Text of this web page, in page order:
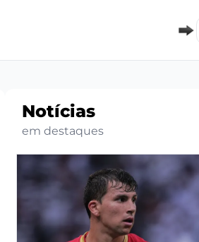
Notícias
em destaques